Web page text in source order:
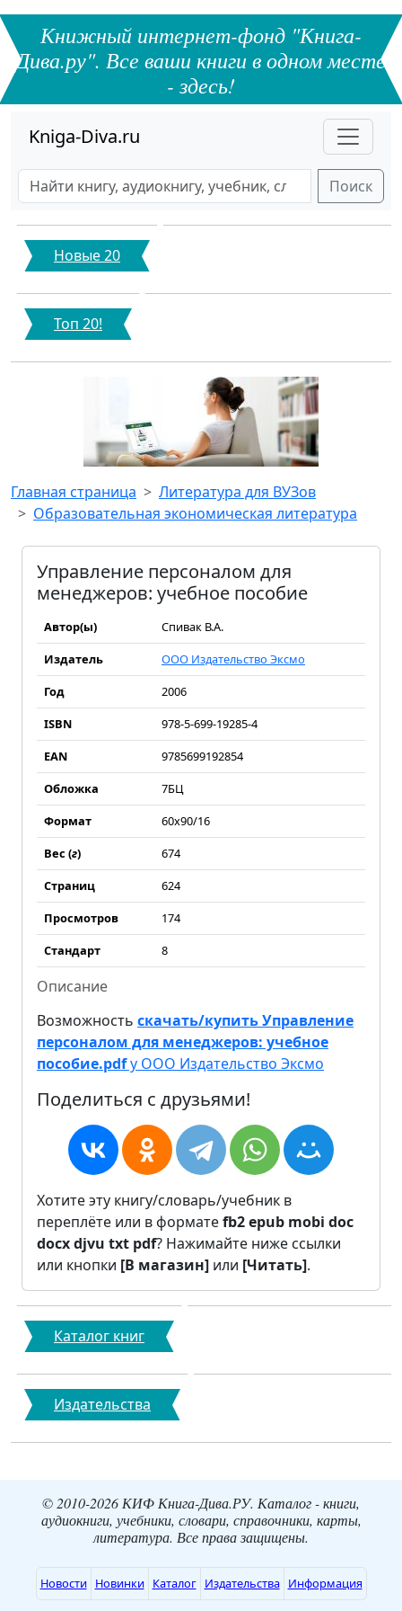
Книжный интернет-фонд "Книга-
Дива.ру". Все ваши книги в одном месте
- здесь!
Kniga-Diva.ru
Поиск
Новые 20
Топ 20!
Главная страница
Литература для ВУЗов
Образовательная экономическая литература
Управление персоналом для
менеджеров: учебное пособие
Автор(ы)
Спивак В.А.
Издатель
ООО Издательство Эксмо
Год
2006
ISBN
978-5-699-19285-4
EAN
9785699192854
Обложка
7БЦ
Формат
60x90/16
Вес (г)
674
Страниц
624
Просмотров
174
Стандарт
8
Описание
Возможность скачать/купить Управление
персоналом для менеджеров: учебное
пособие.pdfу ООО Издательство Эксмо
Поделиться с друзьями!
Хотите эту книгу/словарь/учебник в
переплёте или в форматеfb2epub mobi doc
docxdjvu txt pdf? Нажимайте ниже ссылки
или кнопки [В магазин] или [Читать].
Каталог книг
Издательства
© 2010-2026 КИФ Книга-Дива.РУ. Каталог - книги,
аудиокниги, учебники, словари, справочники, карты,
литература. Все права защищены.
Новости Новинки Каталог Издательства Информация